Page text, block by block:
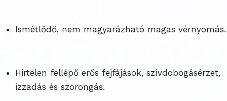
Ismétlődő, nem magyarázható magas vérnyomás.
Hirtelen fellépő erős fejfájások, szívdobogásérzet,
izzadás és szorongás.